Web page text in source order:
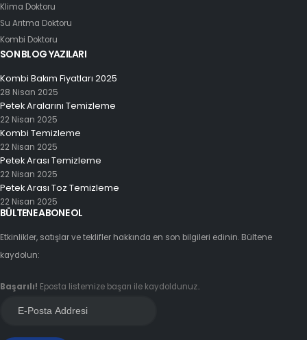
Klima Doktoru
Su Arıtma Doktoru
Kombi Doktoru
SON BLOG YAZILARI
Kombi Bakım Fiyatları 2025
28 Nisan 2025
Petek Aralarını Temizleme
22 Nisan 2025
Kombi Temizleme
22 Nisan 2025
Petek Arası Temizleme
22 Nisan 2025
Petek Arası Toz Temizleme
22 Nisan 2025
BÜLTENE ABONE OL
Etkinlikler, satışlar ve teklifler hakkında en son bilgileri edinin. Bültene
kaydolun:
Başarılı! Eposta listemize başarı ile kaydoldunuz..